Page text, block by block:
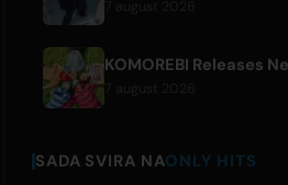
7 august 2026
SADA SVIRA NAONLY HITS